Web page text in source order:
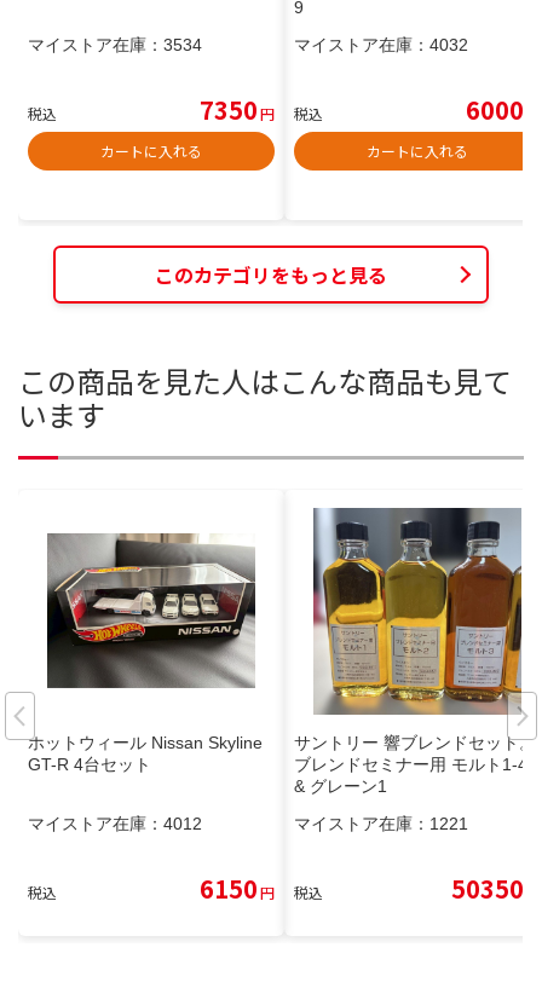
マイストア在庫： 3534
税込 7350円
カートに入れる
9
マイストア在庫： 4032
税込 6000
カートに入れる
このカテゴリをもっと見る
この商品を見た人はこんな商品も見て
います
ホットウィール Nissan Skyline
GT-R 4台セット
マイストア在庫： 4012
税込 6150円
サントリー 響ブレンドセット。
ブレンドセミナー用 モルト1-4
& グレーン1
マイストア在庫： 1221
税込 50350